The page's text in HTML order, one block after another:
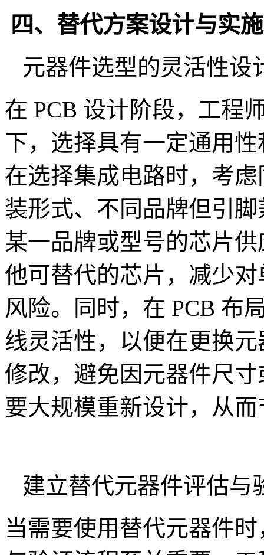
四、替代方案设计与实
元器件选型的灵活性设
在 PCB 设计阶段，工程
下，选择具有一定通用
在选择集成电路时，考
装形式、不同品牌但引
某一品牌或型号的芯片
他可替代的芯片，减少
风险。同时，在 PCB 布
线灵活性，以便在更换
修改，避免因元器件尺
要大规模重新设计，从
建立替代元器件评估与
当需要使用替代元器件